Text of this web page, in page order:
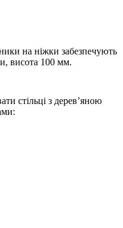
на ніжки забезпечують
висота 100 мм.
стільці з дерев’яною